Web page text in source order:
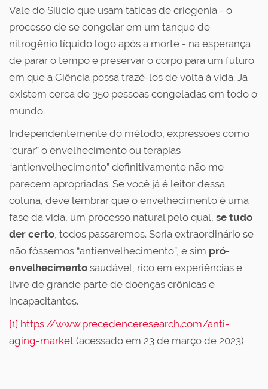
Vale do Silício que usam táticas de criogenia - o
processo de se congelar em um tanque de
nitrogênio líquido logo após a morte - na esperança
de parar o tempo e preservar o corpo para um futuro
em que a Ciência possa trazê-los de volta à vida. Já
existem cerca de 350 pessoas congeladas em todo o
mundo.
Independentemente do método, expressões como
“curar” o envelhecimento ou terapias
“antienvelhecimento” definitivamente não me
parecem apropriadas. Se você já é leitor dessa
coluna, deve lembrar que o envelhecimento é uma
fase da vida, um processo natural pelo qual, se tudo
der certo, todos passaremos. Seria extraordinário se
não fôssemos “antienvelhecimento”, e sim pró-
envelhecimento saudável, rico em experiências e
livre de grande parte de doenças crônicas e
incapacitantes.
[1] https://www.precedenceresearch.com/anti-
aging-market (acessado em 23 de março de 2023)